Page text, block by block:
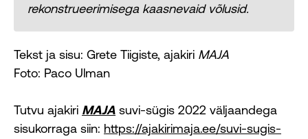
rekonstrueerimisega kaasnevaid võlusid.
Tekst ja sisu: Grete Tiigiste, ajakiri MAJA
Foto: Paco Ulman
Tutvu ajakiri MAJA suvi-sügis 2022 väljaandega
sisukorraga siin: https://ajakirimaja.ee/suvi-sugis-